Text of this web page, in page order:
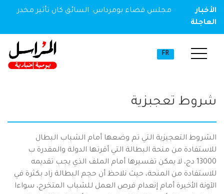
الأخبار
العاجلة
مجلس قضاء بومرداس: السائق كان تأثير مخدر
FR
شروط تعجبزية
الشروط التعجيزية التي تم وضعها أمام الشباب البطال
للاستفادة من منحة البطالة التي أقرتها الدولة والمقدرة ب
13000 دج، لا يمكن تفسيرها أمام الملف الذي يجب تقديمه
للاستفادة من المنحة، حيث نلاحظ أن حجم البطالة زاد بكثرة في
الآونة الأخيرة أمام إنعدام فرص العمل للشباب المتخرج، سواءا